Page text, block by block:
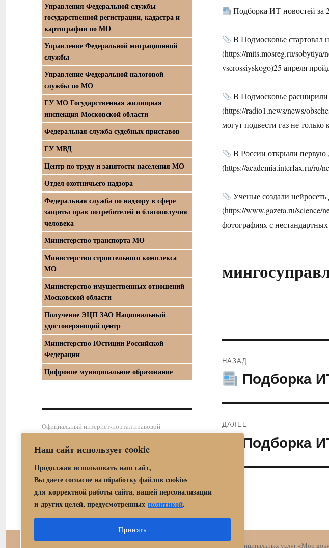
Наш сайт использует cookie
Продолжая использовать наш сайт,
Вы даете согласие на обработку файлов cookies
для корректной работы сайта, вашей персонализации
и других целей, предусмотренных политикой.
Принять
Подборка ИТ-новостей за
В Подмосковье стартовал
(https://mits.mosreg.ru/sobytiya/
vserossiyskogo)25 апреля
В Подмосковье расширили
(https://radio1.news/news/
могут подвести газ не
В России открыли
(https://academia.interfax.ru/ru/
Ученые создали
(https://www.gazeta.ru/science/
фотографиях с
по
НАЗАД
Предыдущая
Подборка
ДАЛЕЕ
Следующая
Подборка
Управления Федеральной службы
государственной регистрации, кадастра и
картографии по МО
Управление Федеральной миграционной
службы
Управление Федеральной налоговой
службы по МО
ГУ МО Государственная жилищная
инспекция Московской области
Федеральная служба судебных приставов
ГУ МВД
Центр по труду и занятости населения МО
Отдел охотничьего надзора
Федеральная служба по надзору в сфере
защиты прав потребителей и благополучия
человека
Министерство транспорта МО
Министерство строительного комплекса
МО
Министерство имущественных отношений
Московской области
Получение ЭЦП ЗАО Национальный
удостоверяющий центр
Министерство Юстиции Российской
Федерации
Цифровое муниципальное образование
Официальный интернет-портал правовой
Центр государственных и муниципальных услуг «Мои